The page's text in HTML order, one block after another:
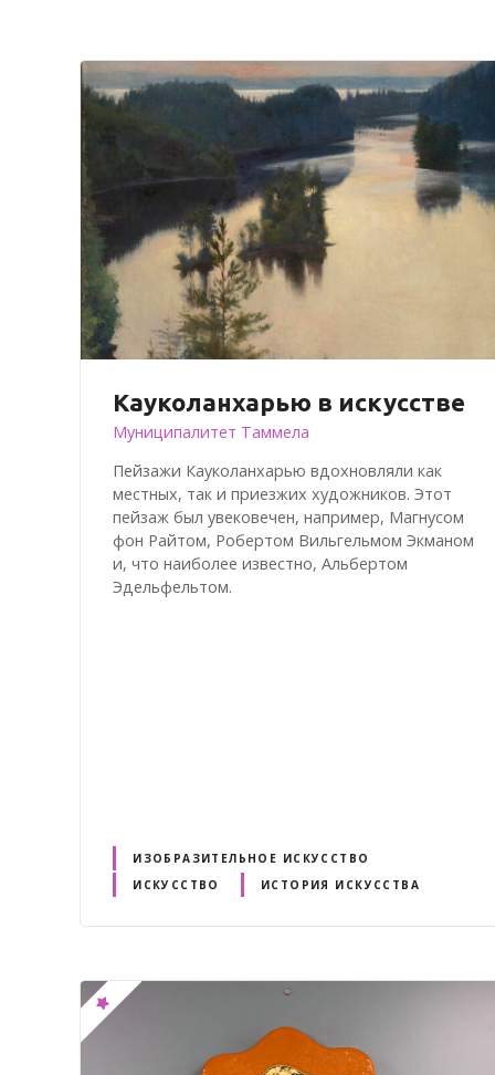
Кауколанхарью в искусстве
Муниципалитет Таммела
Пейзажи Кауколанхарью вдохновляли как
местных, так и приезжих художников. Этот
пейзаж был увековечен, например, Магнусом
фон Райтом, Робертом Вильгельмом Экманом
и, что наиболее известно, Альбертом
Эдельфельтом.
ИЗОБРАЗИТЕЛЬНОЕ ИСКУССТВО
ИСКУССТВО
ИСТОРИЯ ИСКУССТВА